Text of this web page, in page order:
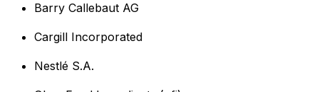
Barry Callebaut AG
Cargill Incorporated
Nestlé S.A.